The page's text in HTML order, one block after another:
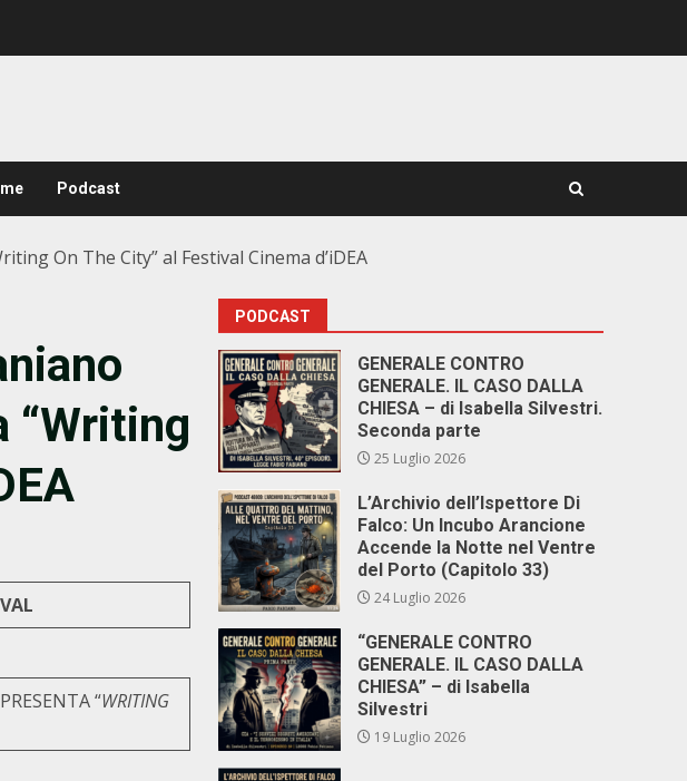
Podcast
On The City” al Festival Cinema d’iDEA
“Writing
“WRITING
PODCAST
GENERALE CONTRO
GENERALE. IL CASO DALLA
CHIESA – di Isabella Silvestri.
Seconda parte
25 Luglio 2026
L’Archivio dell’Ispettore Di
Falco: Un Incubo Arancione
Accende la Notte nel Ventre
del Porto (Capitolo 33)
24 Luglio 2026
“GENERALE CONTRO
GENERALE. IL CASO DALLA
CHIESA” – di Isabella
Silvestri
19 Luglio 2026